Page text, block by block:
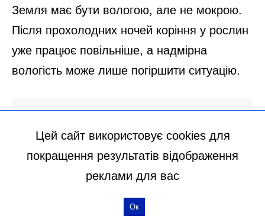
Цей сайт використовує cookies для
покращення результатів відображення
реклами для вас
Ок